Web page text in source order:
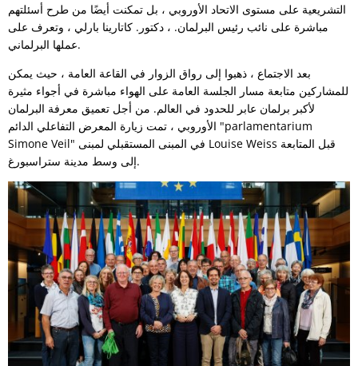
التشريعية على مستوى الاتحاد الأوروبي ، بل تمكنت أيضًا من طرح أسئلتهم
مباشرة على نائب رئيس البرلمان. ، دكتور. كاتارينا بارلي ، وتعرف على
عملها البرلماني.
بعد الاجتماع ، ذهبوا إلى رواق الزوار في القاعة العامة ، حيث يمكن
للمشاركين متابعة مسار الجلسة العامة على الهواء مباشرة في أجواء مثيرة
لأكبر برلمان عابر للحدود في العالم. من أجل تعميق معرفة البرلمان
الأوروبي ، تمت زيارة المعرض التفاعلي الدائم "parlamentarium
Simone Veil" في المبنى المستقبلي لمبنى Louise Weiss قبل المتابعة
إلى وسط مدينة ستراسبورغ.